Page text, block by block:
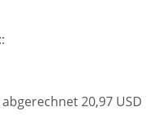
::
20,97 USD